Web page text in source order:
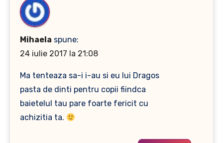
Mihaela spune:
24 iulie 2017 la 21:08
Ma tenteaza sa-i i-au si eu lui Dragos
pasta de dinti pentru copii fiindca
baietelul tau pare foarte fericit cu
achizitia ta.